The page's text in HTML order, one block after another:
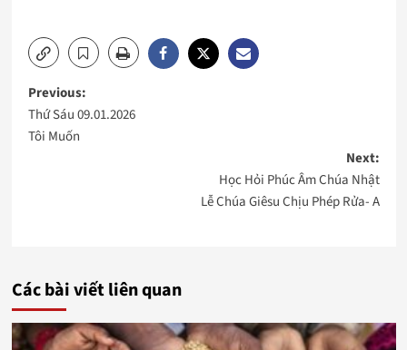
Previous:
Thứ Sáu 09.01.2026
Tôi Muốn
Next:
Học Hỏi Phúc Âm Chúa Nhật
Lễ Chúa Giêsu Chịu Phép Rửa- A
Các bài viết liên quan